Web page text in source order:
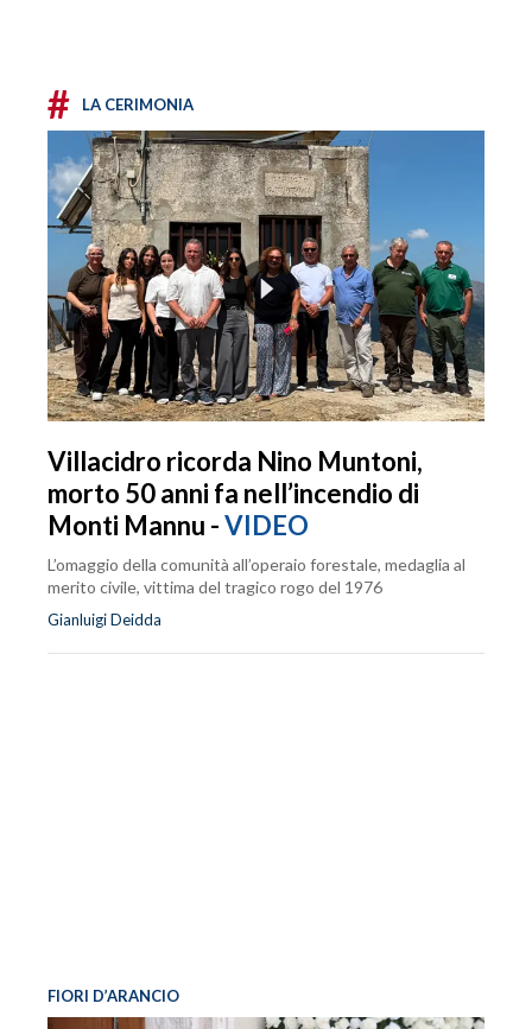
# LA CERIMONIA
Villacidro ricorda Nino Muntoni,
morto 50 anni fa nell’incendio di
Monti Mannu -VIDEO
L’omaggio della comunità all’operaio forestale, medaglia al
merito civile, vittima del tragico rogo del 1976
Gianluigi Deidda
FIORI D’ARANCIO